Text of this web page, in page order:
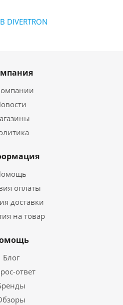
DIVERTRON
оплаты
доставки
на товар
Блог
ответ